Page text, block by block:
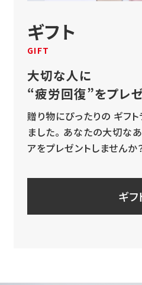
ギフト
GIFT
大切な人に
“疲労回復”をプレ
贈り物にぴったりの ギフ
ました。 あなたの大切な
アをプレゼントしませんか
ギフ